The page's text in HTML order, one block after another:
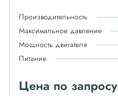
Производительность
Максимальное давление
Мощность двигателя
Питание
Цена по запросу